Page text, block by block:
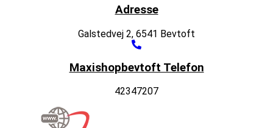
Adresse
Galstedvej 2, 6541 Bevtoft
Maxishopbevtoft Telefon
42347207